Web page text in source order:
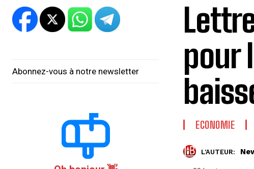
Abonnez-vous à notre newsletter
pour
ECONOMIE
L'AUTEUR: